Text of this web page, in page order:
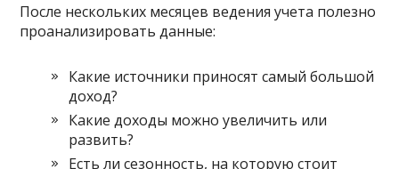
После нескольких месяцев ведения учета полезно
проанализировать данные:
Какие источники приносят самый большой
доход?
Какие доходы можно увеличить или
развить?
Есть ли сезонность, на которую стоит